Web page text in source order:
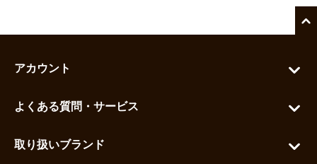
アカウント
お気に入りを見る
よくある質問・サービス
取り扱いブランド